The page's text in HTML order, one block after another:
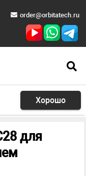
order@orbitatech.ru
Хорошо
Панель O-C28
для